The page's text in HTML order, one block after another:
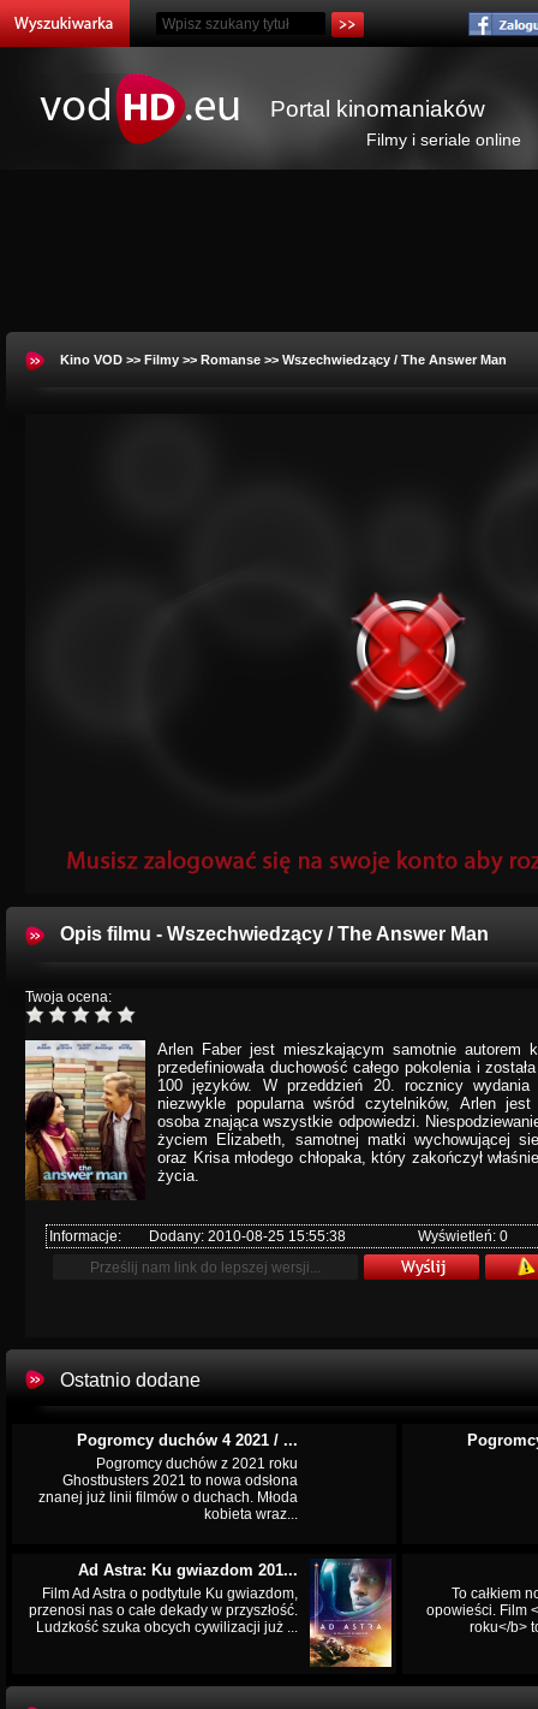
Portal kinomaniaków
Filmy i seriale online
Kino VOD >> Filmy >> Romanse >> Wszechwiedzący / The Answer Man
Opis filmu - Wszechwiedzący / The Answer Man
Twoja ocena:
Arlen Faber jest mieszkającym samotnie autorem
przedefiniowała duchowość całego pokolenia i
100 języków. W przeddzień 20. rocznicy
niezwykle popularna wśród czytelników, Arlen
osoba znająca wszystkie odpowiedzi.
życiem Elizabeth, samotnej matki wychowującej
oraz Krisa młodego chłopaka, który zakończył
życia.
Informacje: Dodany: 2010-08-25 15:55:38 Wyświetleń: 0
Ostatnio dodane
Pogromcy duchów 4 2021 / ...
Pogromcy duchów z 2021 roku
Ghostbusters 2021 to nowa odsłona
znanej już linii filmów o duchach. Młoda
kobieta wraz...
Ad Astra: Ku gwiazdom 201...
Film Ad Astra o podtytule Ku gwiazdom,
przenosi nas o całe dekady w przyszłość.
Ludzkość szuka obcych cywilizacji już ...
To całkiem
opowieści. Film
roku</b>